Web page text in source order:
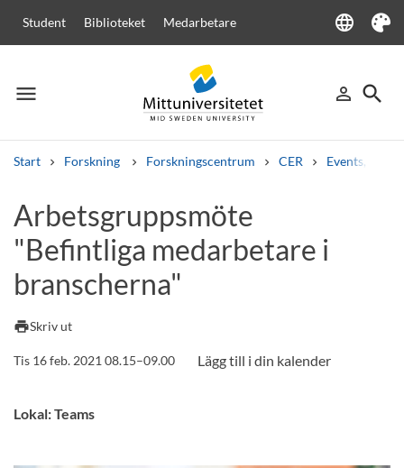
Student Biblioteket Medarbetare language
Language
Tema
menu
Meny person_outline
Logga in
search
Sök
Start Forskning Forskningscentrum CER Events,
Andra söktjänster
Kurser och program Kursplaner VälkomstbrevPersonal
Arbetsgruppsmöte
"Befintliga medarbetare i
branscherna"
printSkriv ut
Tis 16 feb. 2021 08.15–09.00
Lokal: Teams